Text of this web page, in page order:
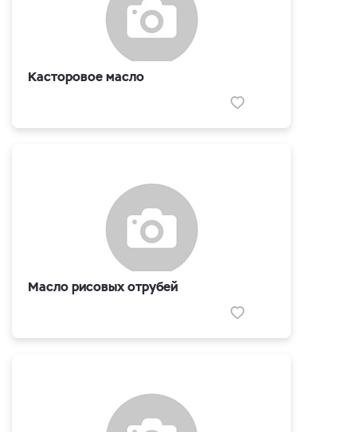
Касторовое масло
Масло рисовых отрубей